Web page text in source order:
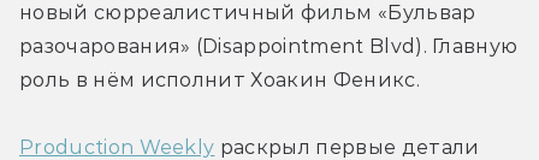
новый сюрреалистичный фильм «Бульвар
разочарования» (Disappointment Blvd). Главную
роль в нём исполнит Хоакин Феникс.
Production Weekly раскрыл первые детали